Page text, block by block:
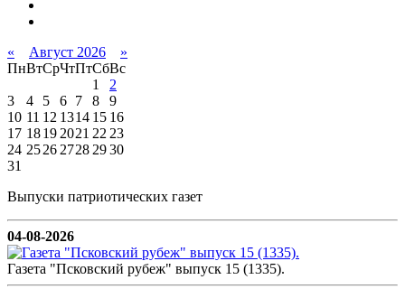
« Август 2026
»
ПнВтСрЧтПтСбВс
1
2
3
4 5 6 7 8
9
10 11 12 1314 15 16
17 18192021 2223
24 252627282930
31
Выпуски патриотических газет
04-08-2026
Газета "Псковский рубеж" выпуск 15 (1335).